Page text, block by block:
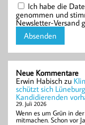
Ich habe die
genommen und
Newsletter-Versand
Neue Kommentare
Erwin Habisch zu
schützt sich
Kandidierenden
29. Juli 2026
Wenn es um Grün in
mitmachen. Schon vor